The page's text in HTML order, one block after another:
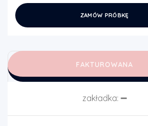
ZAMÓW PRÓBKĘ
FAKTUROWANA
zakładka: ➖